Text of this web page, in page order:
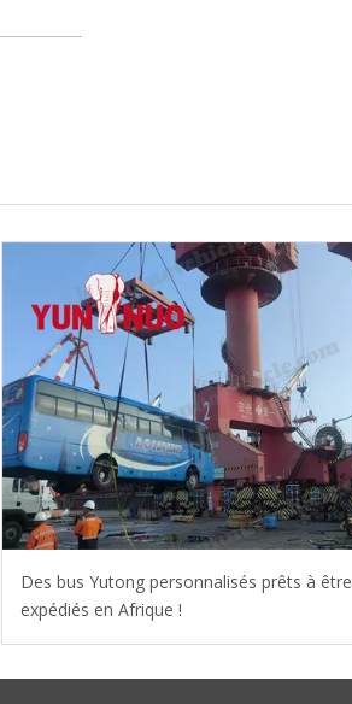
Des bus Yutong personnalisés prêts à être
expédiés en Afrique !